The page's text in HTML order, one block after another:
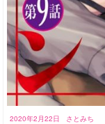
2020年2月22日 さとみち